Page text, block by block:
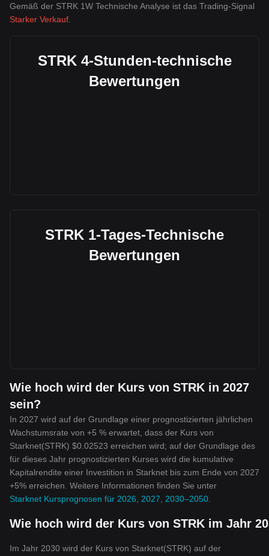
Gemäß der STRK 1W Technische Analyse ist das Trading-Signal
Starker Verkauf
STRK 4-Stunden-technische
Bewertungen
STRK 1-Tages-Technische
Bewertungen
Wie hoch wird der Kurs von STRK in 2027
sein?
In 2027 wird auf der Grundlage einer prognostizierten jährlichen
Wachstumsrate von +5 % erwartet, dass der Kurs von
Starknet(STRK) $0.02523 erreichen wird; auf der Grundlage des
für dieses Jahr prognostizierten Kurses wird die kumulative
Kapitalrendite einer Investition in Starknet bis zum Ende von 2027
+5% erreichen. Weitere Informationen finden Sie unter
Starknet Kursprognosen für 2026, 2027, 2030–2050
Wie hoch wird der Kurs von STRK im Jahr
Im Jahr 2030 wird der Kurs von Starknet(STRK) auf der